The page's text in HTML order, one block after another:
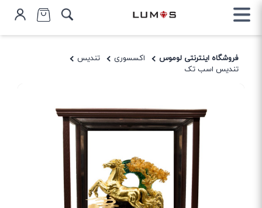
فروشگاه اینترنتی لوموس اکسسوری
تندیس
تندیس اسب تک